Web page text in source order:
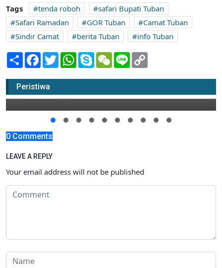
Tags tenda roboh
safari Bupati Tuban
Safari Ramadan
GOR Tuban
Camat Tuban
Sindir Camat
berita Tuban
info Tuban
Share Facebook
TwitterWhatsApp
SkypeWeChatLine
Peristiwa
Harga Bahan Pokok di Kabupaten Tuban
Masih Tinggi
08 April 2022 16:00
0 Comments
LEAVE A REPLY
Your email address will not be published